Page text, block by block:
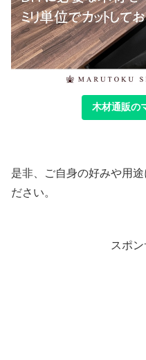
木材通販の
是非、ご自身の好みや用
ださい。
スポ